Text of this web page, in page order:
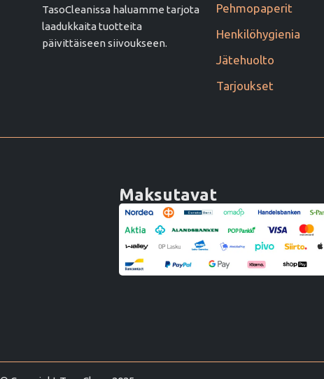
TasoCleanissa haluamme tarjota
laadukkaita tuotteita
päivittäiseen siivoukseen.
Pehmopaperit
Henkilöhygienia
Jätehuolto
Tarjoukset
Maksutavat